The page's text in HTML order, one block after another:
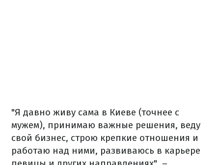
"Я давно живу сама в Киеве (точнее с
мужем), принимаю важные решения, веду
свой бизнес, строю крепкие отношения и
работаю над ними, развиваюсь в карьере